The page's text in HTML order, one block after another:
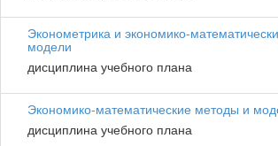
Эконометрика и экономико-
модели
дисциплина учебного плана
Экономико-математические методы и
дисциплина учебного плана